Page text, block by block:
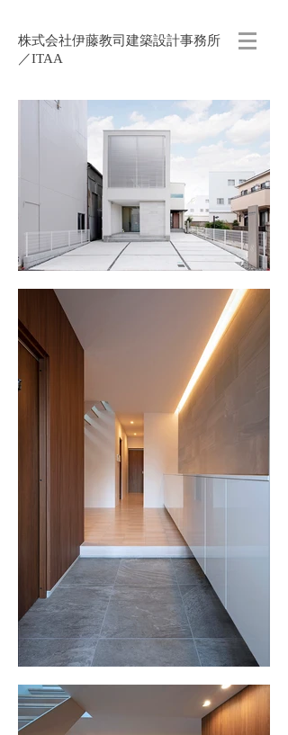
株式会社伊藤教司建築設計事務所
／ITAA